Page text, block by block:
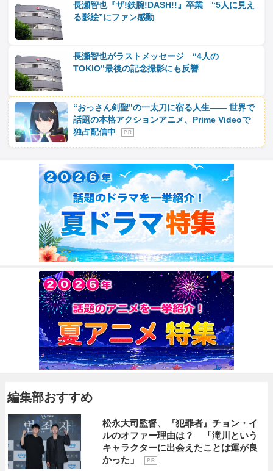
長瀬智也『ザ!鉄腕!DASH!!』卒業 “5人に見え
る影絵”にファン感動
長瀬智也がラストメッセージ “4人の
TOKIO”最後の記念撮影にも反響
“おっさん剣聖”の一太刀に宿る人生―― 世界で
話題の本格アクションアニメ、Prime Videoで
独占配信中
P R
編集部おすすめ
松永大司監督、『犯罪者』チョン・イ
ルのオファー理由は？ 「滝川という
キャラクターに出会えたことは運が良
かった」
P R